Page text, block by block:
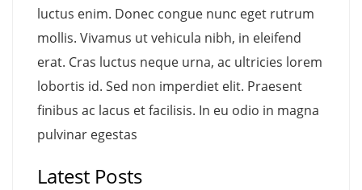
luctus enim. Donec congue nunc eget rutrum
mollis. Vivamus ut vehicula nibh, in eleifend
erat. Cras luctus neque urna, ac ultricies lorem
lobortis id. Sed non imperdiet elit. Praesent
finibus ac lacus et facilisis. In eu odio in magna
pulvinar egestas
Latest Posts